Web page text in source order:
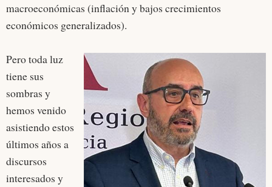
macroeconómicas (inflación y bajos crecimientos
económicos generalizados).
Pero toda luz
tiene sus
sombras y
hemos venido
asistiendo estos
últimos años a
discursos
interesados y